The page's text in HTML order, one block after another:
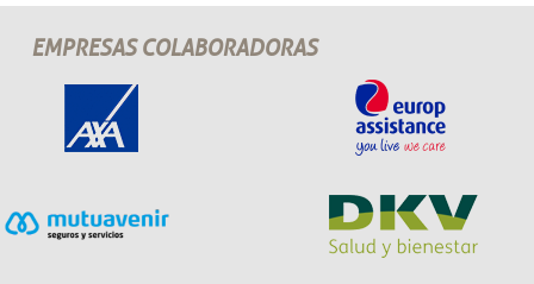
EMPRESAS COLABORADORAS